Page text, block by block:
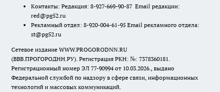
Контакты: Редакция: 8-927-669-90-87 Email редакции:
red@pg52.ru
Рекламный отдел: 8-920-004-61-95 Email рекламного отдела:
st@pg52.ru
Сетевое издание WWW.PROGORODNN.RU
(ВВВ.ПРОГОРОДНН.РУ). Регистрация РКН: №: 7378360181.
Регистрационный номер ЭЛ 77-90994 от 10.03.2026., выдано
Федеральной службой по надзору в сфере связи, информационных
технологий и массовых коммуникаций.